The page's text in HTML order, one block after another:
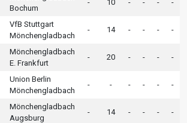
Bochum
- 10 - - - -
VfB Stuttgart
Mönchengladbach
- 14 - - - -
Mönchengladbach
E. Frankfurt
- 20 - - - -
Union Berlin
Mönchengladbach
- - - - - -
Mönchengladbach
Augsburg
- 14 - - - -